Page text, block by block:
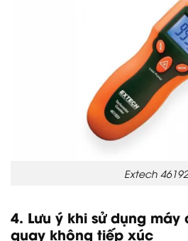
Extech
4. Lưu ý khi sử dụng
quay không tiếp xúc